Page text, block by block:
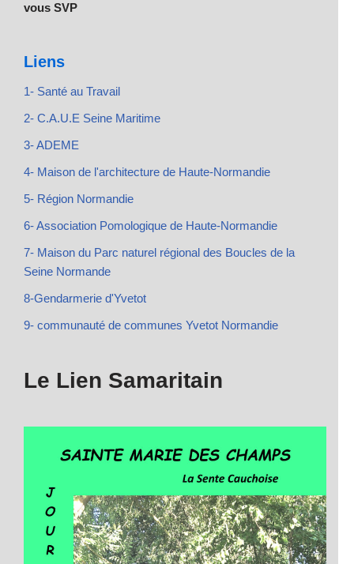
vous SVP
Liens
1- Santé au Travail
2- C.A.U.E Seine Maritime
3- ADEME
4- Maison de l'architecture de Haute-Normandie
5- Région Normandie
6- Association Pomologique de Haute-Normandie
7- Maison du Parc naturel régional des Boucles de la
Seine Normande
8-Gendarmerie d'Yvetot
9- communauté de communes Yvetot Normandie
Le Lien Samaritain